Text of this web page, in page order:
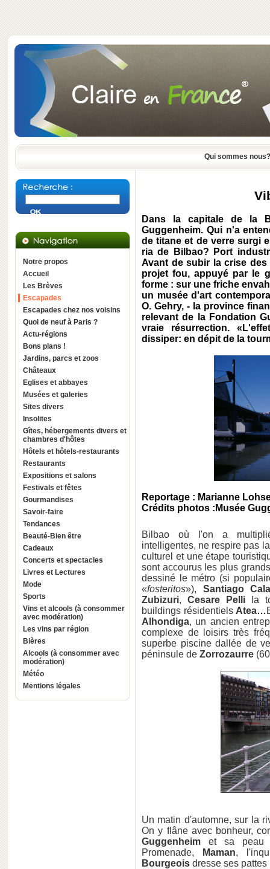
Qui sommes nous?
Notre propos
Accueil
Les Brèves
Escapades
Escapades chez nos voisins
Quoi de neuf à Paris ?
Actu-régions
Bons plans !
Jardins, parcs et zoos
Châteaux
Eglises et abbayes
Musées et galeries
Sites divers
Insolites
Gîtes, hébergements divers et
chambres d'hôtes
Hôtels et hôtels-restaurants
Restaurants
Expositions et salons
Festivals et fêtes
Gourmandises
Savoir-faire
Tendances
Beauté-Bien être
Cadeaux
Concerts et spectacles
Livres et Lectures
Mode
Sports
Vins et alcools (à consommer
avec modération)
Les vins par région
Bières
Alcools (à consommer avec
modération)
Météo
Mentions légales
Dans la capitale de la
Guggenheim. Qui n'a
de titane et de verre surgi
ria de Bilbao? Port
Avant de subir la crise des
projet fou, appuyé par le
forme : sur une friche
un musée d'art
O. Gehry, - la province
relevant de la Fondation
vraie résurrection.
dissiper: en dépit de la
Reportage : Marianne
Crédits photos :Musée
Bilbao où l'on a
intelligentes, ne respire pas
culturel et une étape
sont accourus les plus
dessiné le métro (si
«fosteritos»), Santiago
Zubizuri,Cesare Pelli la
buildings résidentiels Atea…
Alhondiga, un ancien
complexe de loisirs très
superbe piscine dallée de
péninsule de Zorrozaurre
Un matin d'automne, sur la
On y flâne avec bonheur,
Guggenheim et sa peau
Promenade,
Maman,
Bourgeois dresse ses